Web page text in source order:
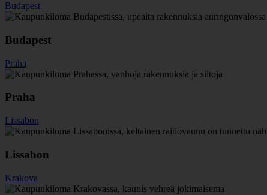
Budapest
Budapest
Praha
Praha
Lissabon
Lissabon
Krakova